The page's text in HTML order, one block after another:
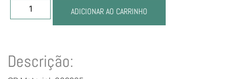
ADICIONAR AO CARRINHO
Descrição: